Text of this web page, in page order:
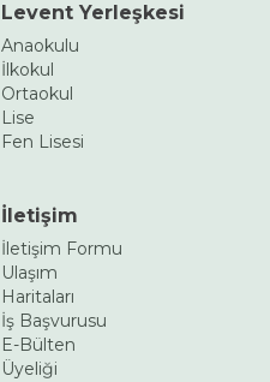
Levent Yerleşkesi
Anaokulu
İlkokul
Ortaokul
Lise
Fen Lisesi
İletişim
İletişim Formu
Ulaşım
Haritaları
İş Başvurusu
E-Bülten
Üyeliği